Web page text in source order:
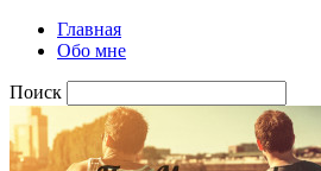
Главная
Обо мне
Поиск